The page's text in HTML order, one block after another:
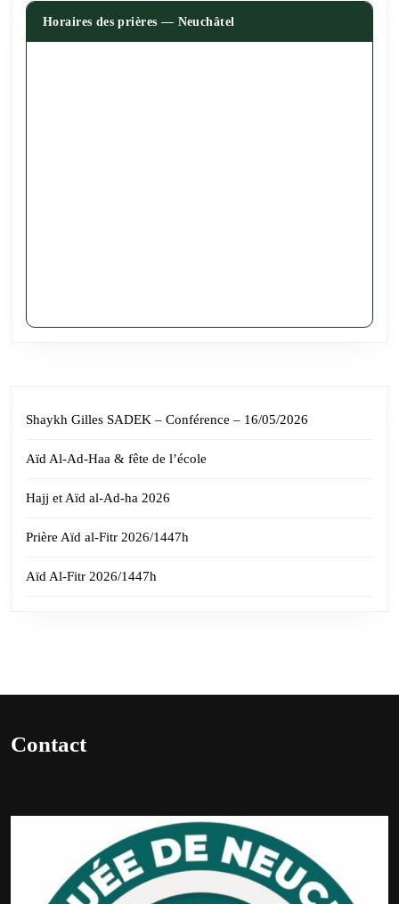
Horaires des prières — Neuchâtel
Shaykh Gilles SADEK – Conférence – 16/05/2026
Aïd Al-Ad-Haa & fête de l’école
Hajj et Aïd al-Ad-ha 2026
Prière Aïd al-Fitr 2026/1447h
Aïd Al-Fitr 2026/1447h
Contact